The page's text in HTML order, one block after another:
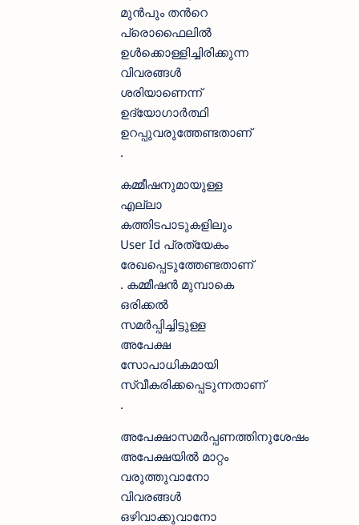
മുൻപും തന്‍റെ
പ്രൊഫൈലിൽ
ഉൾക്കൊള്ളിച്ചിരിക്കുന്ന
വിവരങ്ങൾ
ശരിയാണെന്ന്
ഉദ്യോഗാർത്ഥി
ഉറപ്പുവരുത്തേണ്ടതാണ്
.
കമ്മീഷനുമായുള്ള
എല്ലാ
കത്തിടപാടുകളിലും
User Id പ്രത്യേകം
രേഖപ്പെടുത്തേണ്ടതാണ്
. കമ്മീഷൻ മുമ്പാകെ
ഒരിക്കൽ
സമർപ്പിച്ചിട്ടുള്ള
അപേക്ഷ
സോപാധികമായി
സ്വീകരിക്കപ്പെടുന്നതാണ്
.
അപേക്ഷാസമർപ്പണത്തിനുശേഷം
അപേക്ഷയിൽ മാറ്റം
വരുത്തുവാനോ
വിവരങ്ങൾ
ഒഴിവാക്കുവാനോ